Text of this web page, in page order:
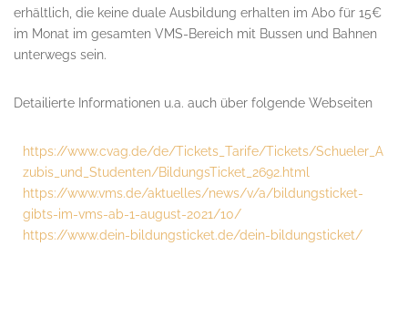
erhältlich, die keine duale Ausbildung erhalten im Abo für 15€
im Monat im gesamten VMS-Bereich mit Bussen und Bahnen
unterwegs sein.
Detailierte Informationen u.a. auch über folgende Webseiten
https://www.cvag.de/de/Tickets_Tarife/Tickets/Schueler_A
zubis_und_Studenten/BildungsTicket_2692.html
https://www.vms.de/aktuelles/news/v/a/bildungsticket-
gibts-im-vms-ab-1-august-2021/10/
https://www.dein-bildungsticket.de/dein-bildungsticket/